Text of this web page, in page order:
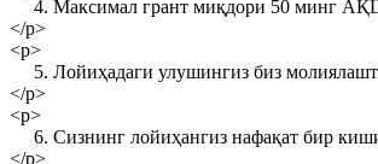
4. Максимал грант миқдори 50 минг
</p>
<p>
5. Лойиҳадаги улушингиз биз
</p>
<p>
6. Сизнинг лойиҳангиз нафақат бир
</p>